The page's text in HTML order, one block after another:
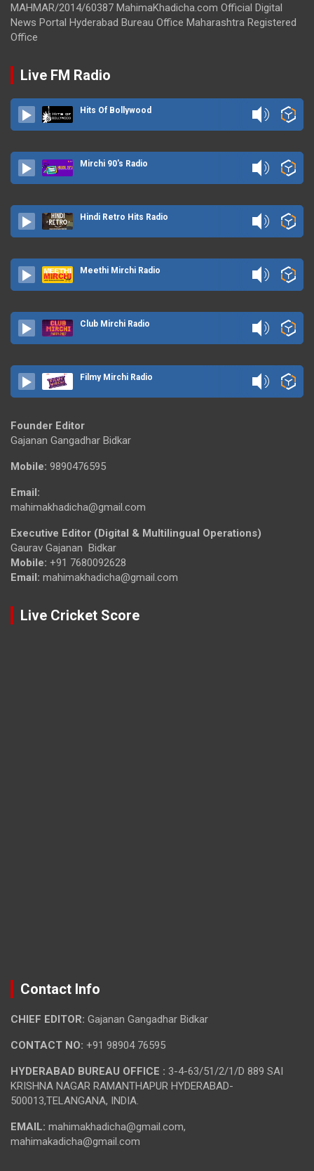
MAHMAR/2014/60387 MahimaKhadicha.com Official Digital
News Portal Hyderabad Bureau Office Maharashtra Registered
Office
Live FM Radio
Hits Of Bollywood
Mirchi 90's Radio
Hindi Retro Hits Radio
Meethi Mirchi Radio
Club Mirchi Radio
Filmy Mirchi Radio
Founder Editor
Gajanan Gangadhar Bidkar
Mobile: 9890476595
Email:
mahimakhadicha@gmail.com
Executive Editor (Digital & Multilingual Operations)
Gaurav Gajanan Bidkar
Mobile: +91 7680092628
Email: mahimakhadicha@gmail.com
Live Cricket Score
Contact Info
CHIEF EDITOR: Gajanan Gangadhar Bidkar
CONTACT NO: +91 98904 76595
HYDERABAD BUREAU OFFICE : 3-4-63/51/2/1/D 889 SAI
KRISHNA NAGAR RAMANTHAPUR HYDERABAD-
500013,TELANGANA, INDIA.
EMAIL: mahimakhadicha@gmail.com,
mahimakadicha@gmail.com